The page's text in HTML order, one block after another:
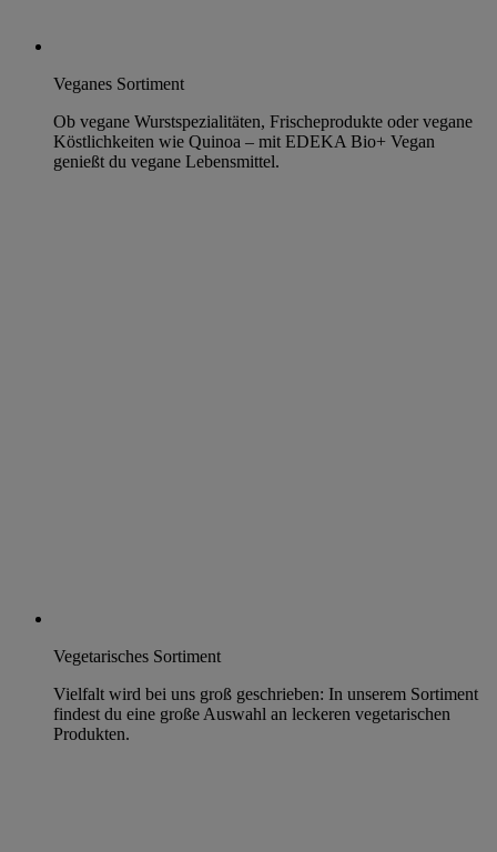
Veganes Sortiment
Ob vegane Wurstspezialitäten, Frischeprodukte oder vegane
Köstlichkeiten wie Quinoa – mit EDEKA Bio+ Vegan
genießt du vegane Lebensmittel.
Vegetarisches Sortiment
Vielfalt wird bei uns groß geschrieben: In unserem Sortiment
findest du eine große Auswahl an leckeren vegetarischen
Produkten.